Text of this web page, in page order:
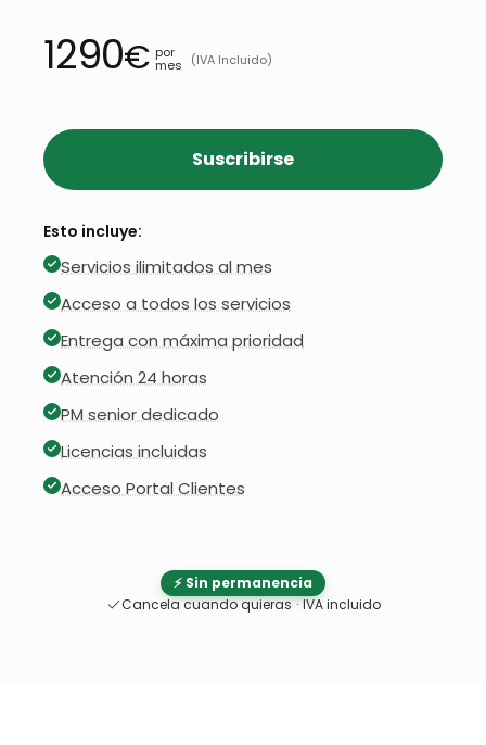
1290€ por
mes (IVA Incluido)
Suscribirse
Esto incluye:
Servicios ilimitados al mes
Acceso a todos los servicios
Entrega con máxima prioridad
Atención 24 horas
PM senior dedicado
Licencias incluidas
Acceso Portal Clientes
⚡ Sin permanencia
Cancela cuando quieras · IVA incluido